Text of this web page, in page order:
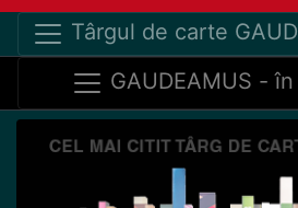
Târgul de carte
GAUDEAMUS -